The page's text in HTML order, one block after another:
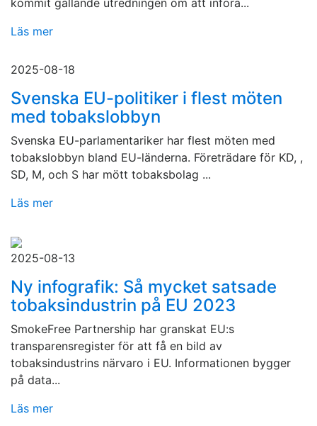
kommit gällande utredningen om att införa...
Läs mer
2025-08-18
Svenska EU-politiker i flest möten
med tobakslobbyn
Svenska EU-parlamentariker har flest möten med
tobakslobbyn bland EU-länderna. Företrädare för KD, ,
SD, M, och S har mött tobaksbolag ...
Läs mer
2025-08-13
Ny infografik: Så mycket satsade
tobaksindustrin på EU 2023
SmokeFree Partnership har granskat EU:s
transparensregister för att få en bild av
tobaksindustrins närvaro i EU. Informationen bygger
på data...
Läs mer